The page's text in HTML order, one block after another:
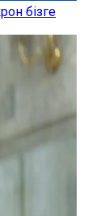
бізге